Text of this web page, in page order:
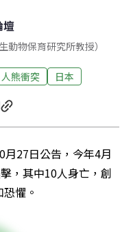
壇
物保育研究所教授）
人熊衝突 日本
月27日公告，今年4月
，其中10人身亡，創
懼。